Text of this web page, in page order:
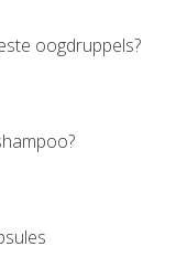
oogdruppels?